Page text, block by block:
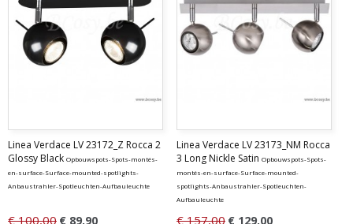
Linea Verdace LV 23172_Z Rocca 2
Glossy Black Opbouwspots-Spots-montés-
en-surface-Surface-mounted-spotlights-
Anbaustrahler-Spotleuchten-Aufbauleuchte
€ 100,00 € 89,90
Linea Verdace LV 23173_NM Rocca
3 Long Nickle Satin Opbouwspots-Spots-
montés-en-surface-Surface-mounted-
spotlights-Anbaustrahler-Spotleuchten-
Aufbauleuchte
€ 157,00 € 129,00